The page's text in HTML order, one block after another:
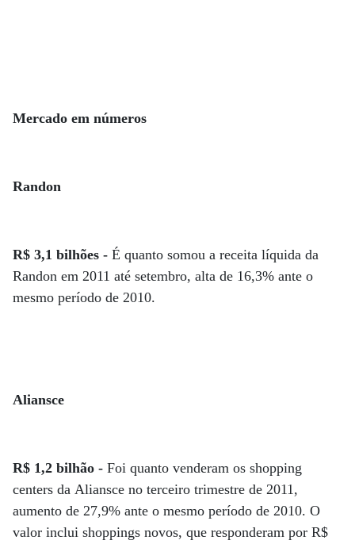
Mercado em números
Randon
R$ 3,1 bilhões - É quanto somou a receita líquida da
Randon em 2011 até setembro, alta de 16,3% ante o
mesmo período de 2010.
Aliansce
R$ 1,2 bilhão - Foi quanto venderam os shopping
centers da Aliansce no terceiro trimestre de 2011,
aumento de 27,9% ante o mesmo período de 2010. O
valor inclui shoppings novos, que responderam por R$